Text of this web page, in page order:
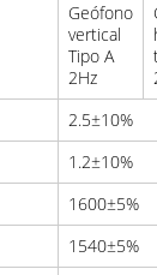
Geófono
vertical
Tipo A
2Hz
2.5±10%
1.2±10%
1600±5%
1540±5%